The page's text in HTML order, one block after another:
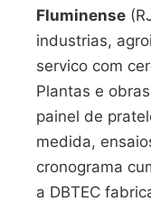
Fluminense
industrias,
servico com
Plantas e
painel de
medida,
cronograma
a DBTEC